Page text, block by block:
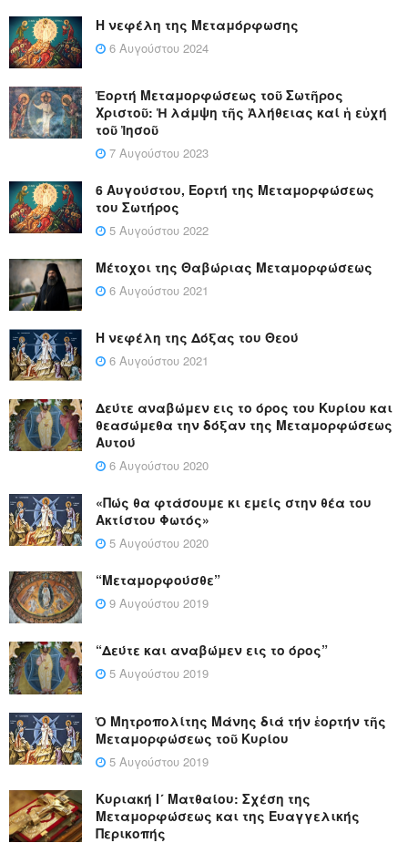
Η νεφέλη της Μεταμόρφωσης
6 Αυγούστου 2024
Ἑορτή Μεταμορφώσεως τοῦ Σωτῆρος
Χριστοῦ: Ἡ λάμψη τῆς Ἀλήθειας καί ἡ εὐχή
τοῦ Ἰησοῦ
7 Αυγούστου 2023
6 Αυγούστου, Εορτή της Μεταμορφώσεως
του Σωτήρος
5 Αυγούστου 2022
Μέτοχοι της Θαβώριας Μεταμορφώσεως
6 Αυγούστου 2021
Η νεφέλη της Δόξας του Θεού
6 Αυγούστου 2021
Δεύτε αναβώμεν εις το όρος του Κυρίου και
θεασώμεθα την δόξαν της Μεταμορφώσεως
Αυτού
6 Αυγούστου 2020
«Πώς θα φτάσουμε κι εμείς στην θέα του
Ακτίστου Φωτός»
5 Αυγούστου 2020
“Μεταμορφούσθε”
9 Αυγούστου 2019
“Δεύτε και αναβώμεν εις το όρος”
5 Αυγούστου 2019
Ὁ Μητροπολίτης Μάνης διά τήν ἑορτήν τῆς
Μεταμορφώσεως τοῦ Κυρίου
5 Αυγούστου 2019
Κυριακή Ι´ Ματθαίου: Σχέση της
Μεταμορφώσεως και της Ευαγγελικής
Περικοπής